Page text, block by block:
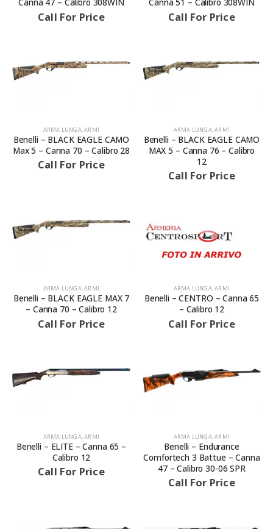
Call For Price Call For Price
ARMA LUNGA,ARMI
Benelli – BLACK EAGLE CAMO
Max 5 – Canna 70 – Calibro 28
Call For Price
ARMA LUNGA,ARMI
Benelli – BLACK EAGLE CAMO
MAX 5 – Canna 76 – Calibro
12
Call For Price
ARMA LUNGA,ARMI
Benelli – BLACK EAGLE MAX 7
– Canna 70 – Calibro 12
Call For Price
ARMA LUNGA,ARMI
Benelli – CENTRO – Canna 65
– Calibro 12
Call For Price
ARMA LUNGA,ARMI
Benelli – ELITE – Canna 65 –
Calibro 12
Call For Price
ARMA LUNGA,ARMI
Benelli – Endurance
Comfortech 3 Battue – Canna
47 – Calibro 30-06 SPR
Call For Price